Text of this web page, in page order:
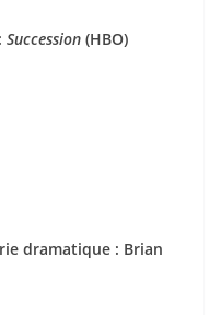
Succession (HBO)
dramatique : Brian